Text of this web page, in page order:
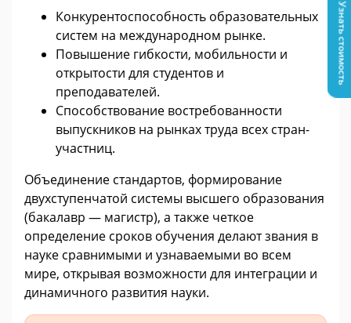
Конкурентоспособность образовательных
систем на международном рынке.
Повышение гибкости, мобильности и
открытости для студентов и
преподавателей.
Способствование востребованности
выпускников на рынках труда всех стран-
участниц.
Объединение стандартов, формирование
двухступенчатой системы высшего образования
(бакалавр — магистр), а также четкое
определение сроков обучения делают звания в
науке сравнимыми и узнаваемыми во всем
мире, открывая возможности для интеграции и
динамичного развития науки.
Узнать стоимость